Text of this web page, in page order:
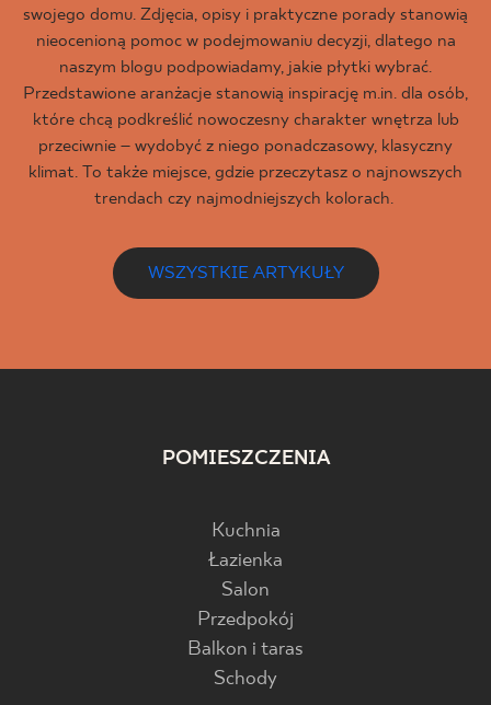
swojego domu. Zdjęcia, opisy i praktyczne porady stanowią
nieocenioną pomoc w podejmowaniu decyzji, dlatego na
naszym blogu podpowiadamy, jakie płytki wybrać.
Przedstawione aranżacje stanowią inspirację m.in. dla osób,
które chcą podkreślić nowoczesny charakter wnętrza lub
przeciwnie – wydobyć z niego ponadczasowy, klasyczny
klimat. To także miejsce, gdzie przeczytasz o najnowszych
trendach czy najmodniejszych kolorach.
WSZYSTKIE ARTYKUŁY
POMIESZCZENIA
Kuchnia
Łazienka
Salon
Przedpokój
Balkon i taras
Schody